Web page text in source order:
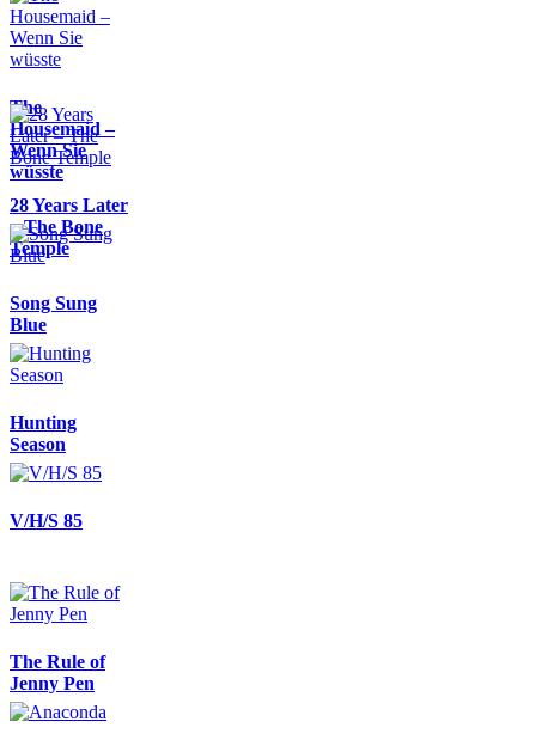
The
Housemaid –
Wenn Sie
wüsste
28 Years Later
– The Bone
Temple
Song Sung
Blue
Hunting
Season
V/H/S 85
The Rule of
Jenny Pen